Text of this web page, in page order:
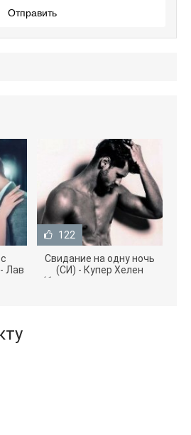
Отправить
Лав
122
Свидание на одну ночь
(СИ) - Купер Хелен
(бесплатные серии книг